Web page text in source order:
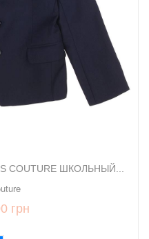
COUTURE ШКОЛЬНЫЙ...
грн